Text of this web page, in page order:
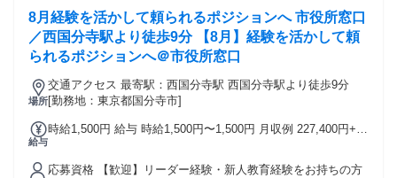
8月経験を活かして頼られるポジションへ 市役所窓口
／西国分寺駅より徒歩9分 【8月】経験を活かして頼
られるポジションへ＠市役所窓口
場所
交通アクセス 最寄駅：西国分寺駅 西国分寺駅より徒歩9分
[勤務地：東京都国分寺市]
給与
時給1,500円 給与 時給1,500円〜1,500円 月収例 227,400円+残
応募資格 【歓迎】リーダー経験・新人教育経験をお持ちの方